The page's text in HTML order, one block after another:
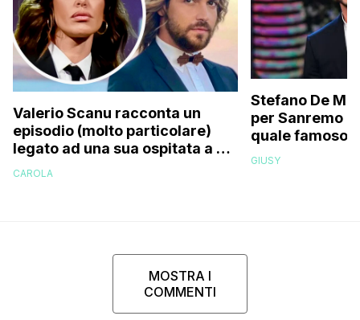
Valerio Scanu racconta un
episodio (molto particolare)
legato ad una sua ospitata a Le
Iene mai andata in onda: “Belen
CAROLA
Stefano De
per Sanremo
quale famoso
relativo
GIUSY
MOSTRA I
COMMENTI